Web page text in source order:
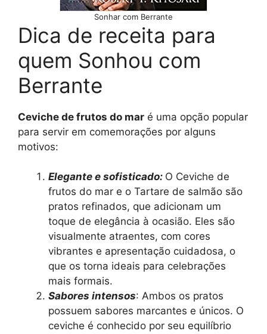
Sonhar com Berrante
Dica de receita para
quem Sonhou com
Berrante
Ceviche de frutos do mar é uma opção popular
para servir em comemorações por alguns
motivos:
Elegante e sofisticado: O Ceviche de
frutos do mar e o Tartare de salmão são
pratos refinados, que adicionam um
toque de elegância à ocasião. Eles são
visualmente atraentes, com cores
vibrantes e apresentação cuidadosa, o
que os torna ideais para celebrações
mais formais.
Sabores intensos: Ambos os pratos
possuem sabores marcantes e únicos. O
ceviche é conhecido por seu equilíbrio